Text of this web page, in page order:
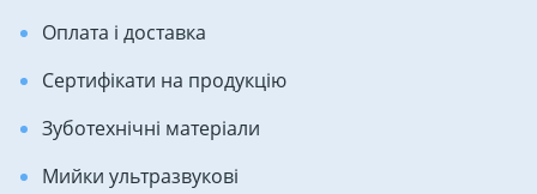
Оплата і доставка
Сертифікати на продукцію
Зуботехнічні матеріали
Мийки ультразвукові